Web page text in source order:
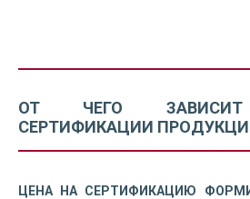
ОТ ЧЕГО ЗАВИСИТ
СЕРТИФИКАЦИИ
ЦЕНА НА СЕРТИФИКАЦИЮ